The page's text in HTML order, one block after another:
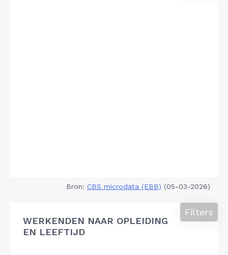
Bron: CBS microdata (EBB) (05-03-2026)
WERKENDEN NAAR OPLEIDING
EN LEEFTIJD
Filters